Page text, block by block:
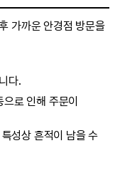
가까운 안경점 방문을
다.
으로 인해 주문이
성상 흔적이 남을 수